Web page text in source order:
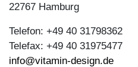
22767 Hamburg
Telefon: +49 40 31798362
Telefax: +49 40 31975477
info@vitamin-design.de